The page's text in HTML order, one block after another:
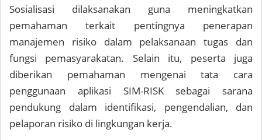
Sosialisasi dilaksanakan guna meningkatkan
pemahaman terkait pentingnya penerapan
manajemen risiko dalam pelaksanaan tugas dan
fungsi pemasyarakatan. Selain itu, peserta juga
diberikan pemahaman mengenai tata cara
penggunaan aplikasi SIM-RISK sebagai sarana
pendukung dalam identifikasi, pengendalian, dan
pelaporan risiko di lingkungan kerja.